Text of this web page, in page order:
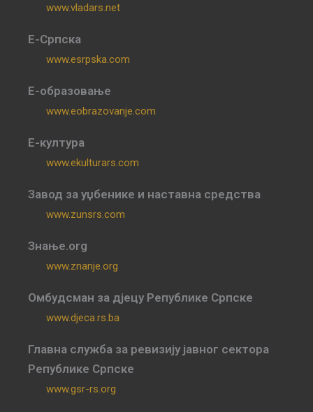
www.vladars.net
Е-Српска
www.esrpska.com
Е-образовање
www.eobrazovanje.com
Е-култура
www.ekulturars.com
Завод за уџбенике и наставна средства
www.zunsrs.com
Знање.org
www.znanje.org
Омбудсман за дјецу Републике Српске
www.djeca.rs.ba
Главна служба за ревизију јавног сектора
Републике Српске
www.gsr-rs.org